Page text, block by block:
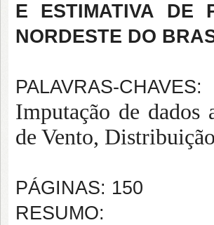
E ESTIMATIVA DE
NORDESTE DO
PALAVRAS-CHAVES:
Imputação de dados
de Vento,
PÁGINAS: 150
RESUMO: